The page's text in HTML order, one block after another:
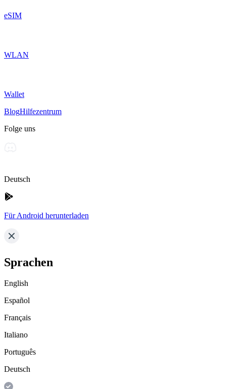
eSIM
WLAN
Wallet
BlogHilfezentrum
Folge uns
Deutsch
Für Android herunterladen
Sprachen
English
Español
Français
Italiano
Português
Deutsch